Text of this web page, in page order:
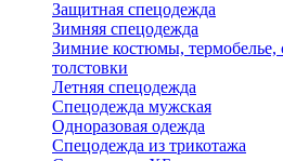
Защитная спецодежда
Зимняя спецодежда
Зимние костюмы, термобелье,
толстовки
Летняя спецодежда
Спецодежда мужская
Одноразовая одежда
Спецодежда из трикотажа